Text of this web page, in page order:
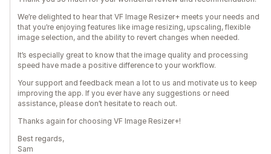
We’re delighted to hear that VF Image Resizer+ meets your needs and
that you’re enjoying features like image resizing, upscaling, flexible
image selection, and the ability to revert changes when needed.
It’s especially great to know that the image quality and processing
speed have made a positive difference to your workflow.
Your support and feedback mean a lot to us and motivate us to keep
improving the app. If you ever have any suggestions or need
assistance, please don’t hesitate to reach out.
Thanks again for choosing VF Image Resizer+!
Best regards,
Sam